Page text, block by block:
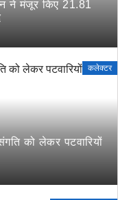
ने मंजूर किए 21.81
कलेक्टर
को लेकर पटवारियों